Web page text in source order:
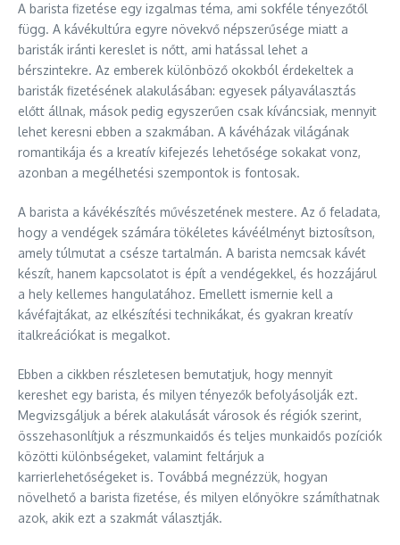
A barista fizetése egy izgalmas téma, ami sokféle tényezőtől
függ. A kávékultúra egyre növekvő népszerűsége miatt a
baristák iránti kereslet is nőtt, ami hatással lehet a
bérszintekre. Az emberek különböző okokból érdekeltek a
baristák fizetésének alakulásában: egyesek pályaválasztás
előtt állnak, mások pedig egyszerűen csak kíváncsiak, mennyit
lehet keresni ebben a szakmában. A kávéházak világának
romantikája és a kreatív kifejezés lehetősége sokakat vonz,
azonban a megélhetési szempontok is fontosak.
A barista a kávékészítés művészetének mestere. Az ő feladata,
hogy a vendégek számára tökéletes kávéélményt biztosítson,
amely túlmutat a csésze tartalmán. A barista nemcsak kávét
készít, hanem kapcsolatot is épít a vendégekkel, és hozzájárul
a hely kellemes hangulatához. Emellett ismernie kell a
kávéfajtákat, az elkészítési technikákat, és gyakran kreatív
italkreációkat is megalkot.
Ebben a cikkben részletesen bemutatjuk, hogy mennyit
kereshet egy barista, és milyen tényezők befolyásolják ezt.
Megvizsgáljuk a bérek alakulását városok és régiók szerint,
összehasonlítjuk a részmunkaidős és teljes munkaidős pozíciók
közötti különbségeket, valamint feltárjuk a
karrierlehetőségeket is. Továbbá megnézzük, hogyan
növelhető a barista fizetése, és milyen előnyökre számíthatnak
azok, akik ezt a szakmát választják.